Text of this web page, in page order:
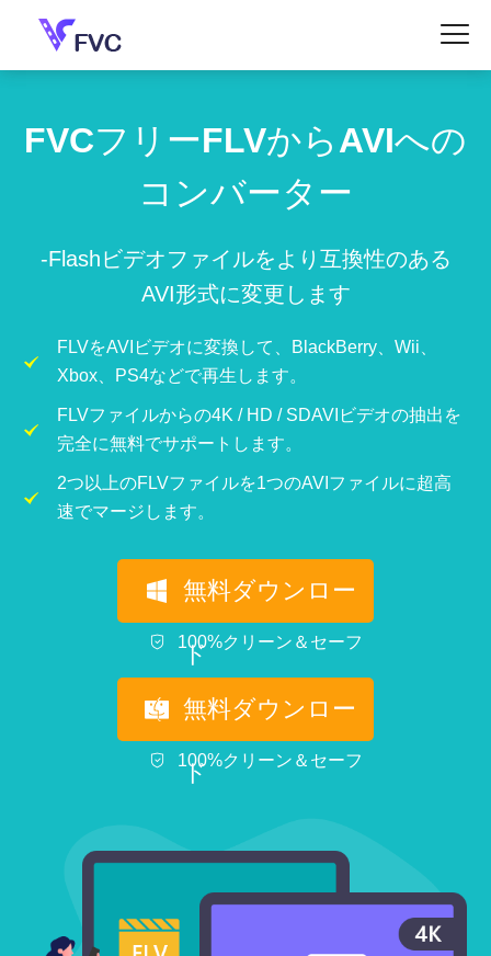
FVCフリーFLVからAVIへの
コンバーター
-Flashビデオファイルをより互換性のある
AVI形式に変更します
FLVをAVIビデオに変換して、BlackBerry、Wii、
Xbox、PS4などで再生します。
FLVファイルからの4K / HD / SDAVIビデオの抽出を
完全に無料でサポートします。
2つ以上のFLVファイルを1つのAVIファイルに超高
速でマージします。
無料ダウンロー
ド
100%クリーン＆セーフ
無料ダウンロー
ド
100%クリーン＆セーフ